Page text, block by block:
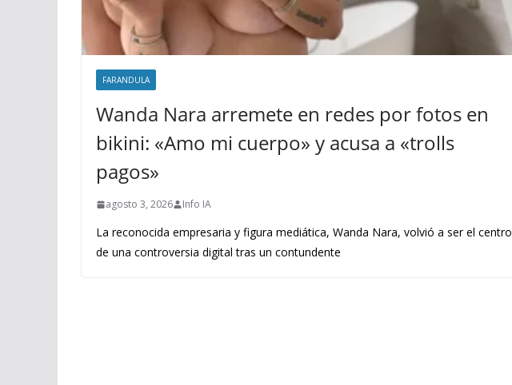
FARANDULA
Wanda Nara arremete en redes por fotos en
bikini: «Amo mi cuerpo» y acusa a «trolls
pagos»
agosto 3, 2026 Info IA
La reconocida empresaria y figura mediática, Wanda Nara, volvió a ser el centro
de una controversia digital tras un contundente